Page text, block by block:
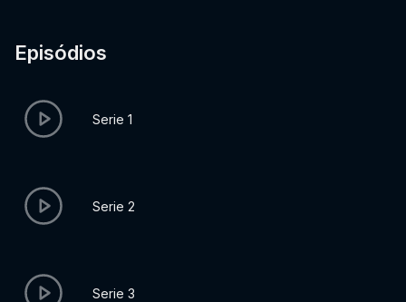
Episódios
Serie 1
Serie 2
Serie 3